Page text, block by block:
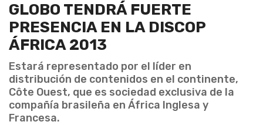
GLOBO TENDRÁ FUERTE
PRESENCIA EN LA DISCOP
ÁFRICA 2013
Estará representado por el líder en
distribución de contenidos en el continente,
Côte Ouest, que es sociedad exclusiva de la
compañía brasileña en África Inglesa y
Francesa.